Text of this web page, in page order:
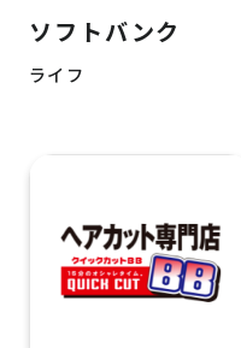
ソフトバンク
ライフ